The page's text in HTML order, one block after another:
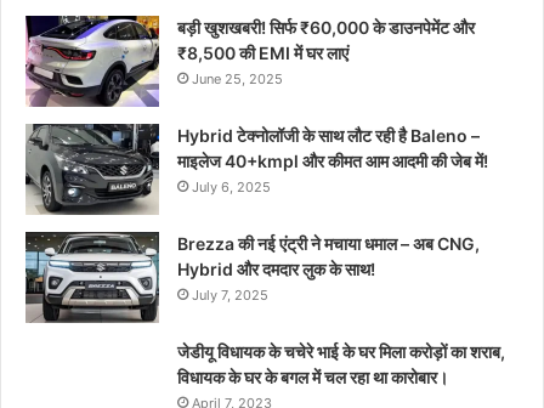
बड़ी खुशखबरी! सिर्फ ₹60,000 के डाउनपेमेंट और
₹8,500 की EMI में घर लाएं
June 25, 2025
Hybrid टेक्नोलॉजी के साथ लौट रही है Baleno –
माइलेज 40+kmpl और कीमत आम आदमी की जेब में!
July 6, 2025
Brezza की नई एंट्री ने मचाया धमाल – अब CNG,
Hybrid और दमदार लुक के साथ!
July 7, 2025
जेडीयू विधायक के चचेरे भाई के घर मिला करोड़ों का शराब,
विधायक के घर के बगल में चल रहा था कारोबार।
April 7, 2023